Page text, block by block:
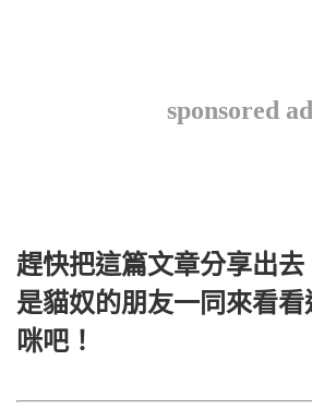
sponsored
趕快把這篇文章分享出
是貓奴的朋友一同來看
咪吧！